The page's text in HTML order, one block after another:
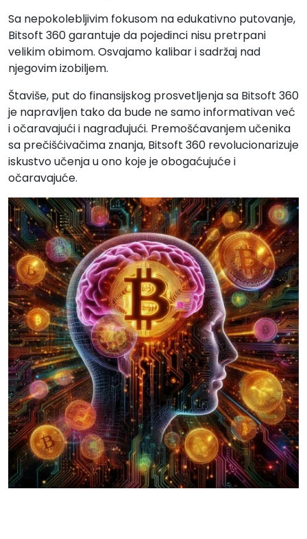
Sa nepokolebljivim fokusom na edukativno putovanje,
Bitsoft 360 garantuje da pojedinci nisu pretrpani
velikim obimom. Osvajamo kalibar i sadržaj nad
njegovim izobiljem.
Štaviše, put do finansijskog prosvetljenja sa Bitsoft 360
je napravljen tako da bude ne samo informativan već
i očaravajući i nagrađujući. Premošćavanjem učenika
sa prečišćivačima znanja, Bitsoft 360 revolucionarizuje
iskustvo učenja u ono koje je obogaćujuće i
očaravajuće.